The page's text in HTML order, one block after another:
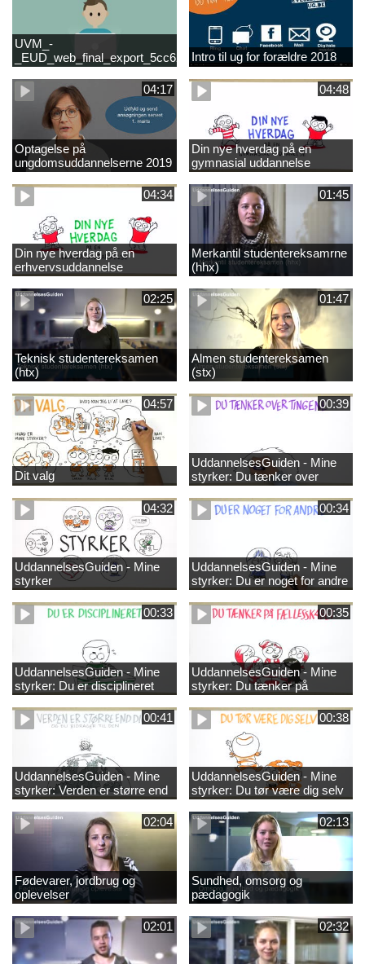
UVM_-
Intro til ug for forældre 2018
04:17
Optagelse på
ungdomsuddannelserne 2019
04:48
Din nye hverdag på en
gymnasial uddannelse
04:34
Din nye hverdag på en
erhvervsuddannelse
01:45
Merkantil studentereksamrne
(hhx)
02:25
Teknisk studentereksamen
(htx)
01:47
Almen studentereksamen
(stx)
04:57
Dit valg
00:39
UddannelsesGuiden - Mine
styrker: Du tænker over
tingene
04:32
UddannelsesGuiden - Mine
styrker
00:34
UddannelsesGuiden - Mine
styrker: Du er noget for andre
00:33
UddannelsesGuiden - Mine
styrker: Du er disciplineret
00:35
UddannelsesGuiden - Mine
styrker: Du tænker på
fællesskabet
00:41
UddannelsesGuiden - Mine
styrker: Verden er større end
dig og du bidrager til den
00:38
UddannelsesGuiden - Mine
styrker: Du tør være dig selv
02:04
Fødevarer, jordbrug og
oplevelser
02:13
Sundhed, omsorg og
pædagogik
02:01 02:32